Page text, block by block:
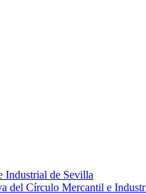
Industrial de Sevilla
del Círculo Mercantil e